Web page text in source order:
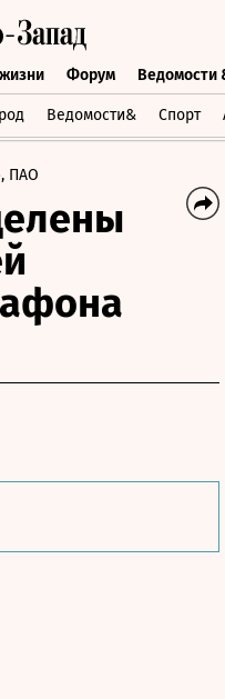
Форум Ведомости
Ведомости& Спорт
жизни Форум
ПАО